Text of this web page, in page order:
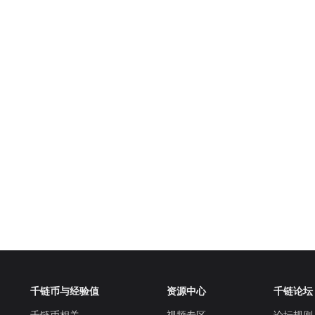
千链币与经验值 资源中心 千链论坛